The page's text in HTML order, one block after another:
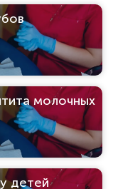
молочных
детей